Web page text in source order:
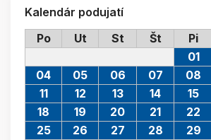
Kalendár podujatí
Po
Ut St Št Pi
01
04
05 06 07 08
11
12 13 14 15
18
19 20 21 22
25
26 27 28 29